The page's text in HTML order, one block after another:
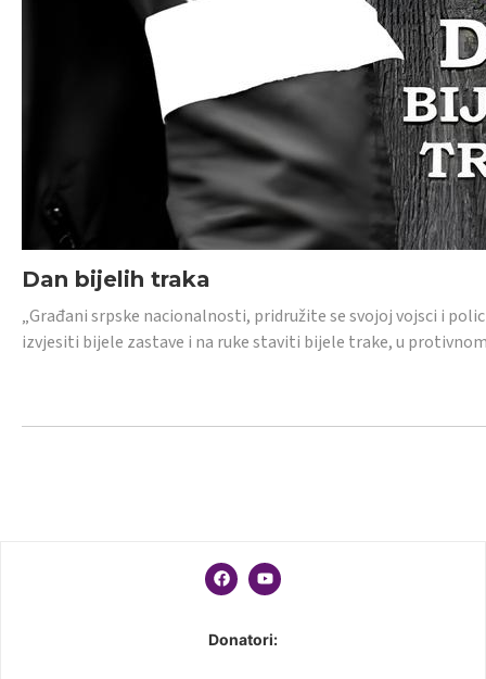
Dan bijelih traka
„Građani srpske nacionalnosti, pridružite se svojoj vojsci i
izvjesiti bijele zastave i na ruke staviti bijele trake, u
Donatori: